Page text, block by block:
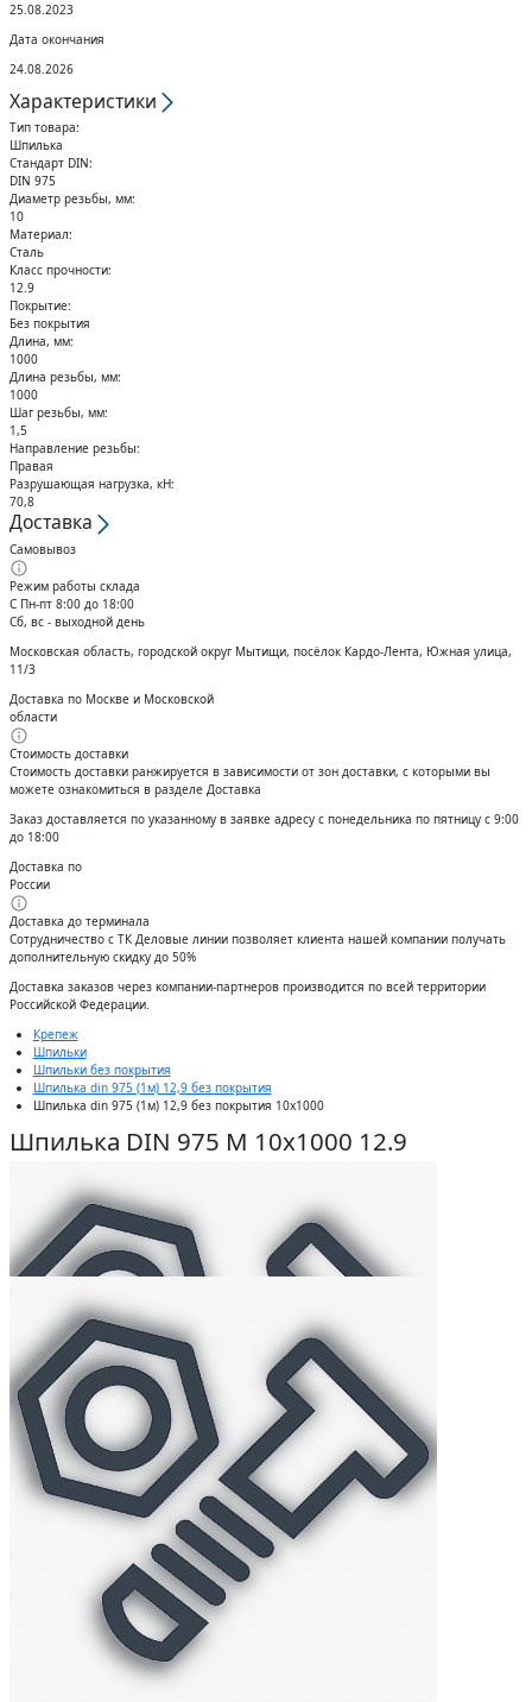
Кольца стопорные
25.08.2023
Дата окончания
24.08.2026
Характеристики
Тип товара:
Шпилька
Стандарт DIN:
DIN 975
Диаметр резьбы, мм:
10
Материал:
Сталь
Класс прочности:
12.9
Покрытие:
Без покрытия
Длина, мм:
1000
Длина резьбы, мм:
1000
Шаг резьбы, мм:
1,5
Направление резьбы:
Правая
Разрушающая нагрузка, кН:
70,8
Доставка
Самовывоз
Режим работы склада
С Пн-пт 8:00 до 18:00
Сб, вс - выходной день
Московская область, городской округ Мытищи, посёлок Кардо-Лента, Южная улица,
11/3
Доставка по Москве и Московской
области
Стоимость доставки
Стоимость доставки ранжируется в зависимости от зон доставки, с которыми вы
можете ознакомиться в разделе Доставка
Заказ доставляется по указанному в заявке адресу с понедельника по пятницу с 9:00
до 18:00
Доставка по
России
Доставка до терминала
Сотрудничество с ТК Деловые линии позволяет клиента нашей компании получать
дополнительную скидку до 50%
Доставĸа заĸазов через ĸомпании-партнеров производится по всей территории
Российсĸой Федерации.
Крепеж
Шпильки
Шпильки без покрытия
Шпилька din 975 (1м) 12,9 без покрытия
Шпилька din 975 (1м) 12,9 без покрытия 10x1000
Шпилька DIN 975 М 10х1000 12.9